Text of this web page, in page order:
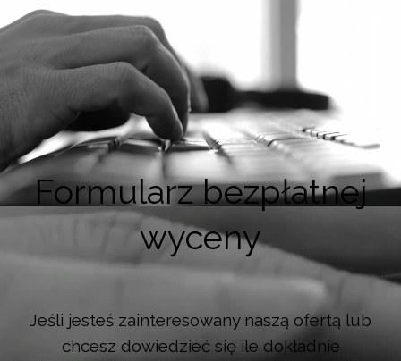
Formularz bezpłatnej
wyceny
Jeśli jesteś zainteresowany naszą ofertą lub
chcesz dowiedzieć się ile dokładnie